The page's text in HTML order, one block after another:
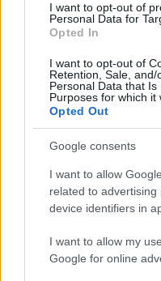
I want to opt-out of
Personal Data for
Opted In
I want to opt-out of
Retention, Sale,
Personal Data that
Purposes for which it
Opted Out
Google consents
I want to allow
related to
device identifiers in
I want to allow my
Google for online
ΟΛΕΣ ΟΙ ΕΙΔΗΣΕΙΣ
Βίντεο-ντοκουμέντο
Γαρυφαλλιάς στην
κεφάλι και έπεσε
Όλη η διαθήκη του
οι κληρονόμοι, τι τους
Λονδίνο: Ισόβια
Αντώνη Αντωνιάδη -Είχε
ληστέψουν